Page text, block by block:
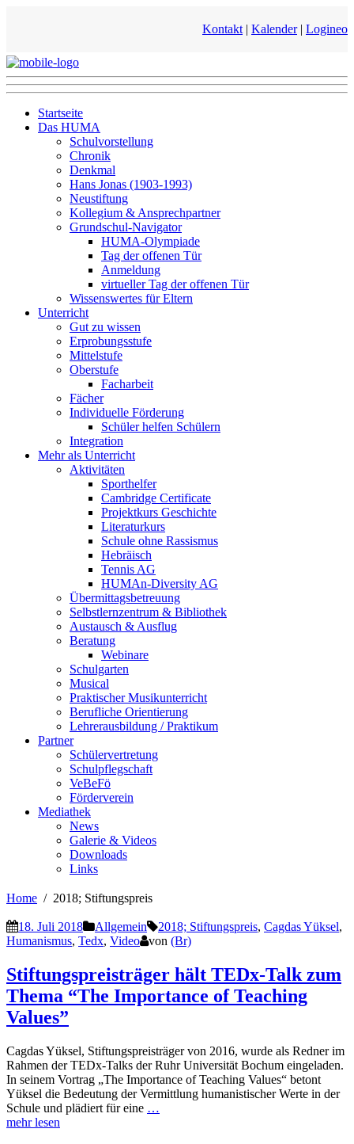
Kontakt | Kalender| Logineo
Startseite
Das HUMA
Schulvorstellung
Chronik
Denkmal
Hans Jonas (1903-1993)
Neustiftung
Kollegium & Ansprechpartner
Grundschul-Navigator
HUMA-Olympiade
Tag der offenen Tür
Anmeldung
virtueller Tag der offenen Tür
Wissenswertes für Eltern
Unterricht
Gut zu wissen
Erprobungsstufe
Mittelstufe
Oberstufe
Facharbeit
Fächer
Individuelle Förderung
Schüler helfen Schülern
Integration
Mehr als Unterricht
Aktivitäten
Sporthelfer
Cambridge Certificate
Projektkurs Geschichte
Literaturkurs
Schule ohne Rassismus
Hebräisch
Tennis AG
HUMAn-Diversity AG
Übermittagsbetreuung
Selbstlernzentrum & Bibliothek
Austausch & Ausflug
Beratung
Webinare
Schulgarten
Musical
Praktischer Musikunterricht
Berufliche Orientierung
Lehrerausbildung / Praktikum
Partner
Schülervertretung
Schulpflegschaft
VeBeFö
Förderverein
Mediathek
News
Galerie & Videos
Downloads
Links
Home 2018; Stiftungspreis
18. Juli 2018 Allgemein 2018; Stiftungspreis, Cagdas Yüksel,
Humanismus, Tedx, Video von (Br)
Stiftungspreisträger hält TEDx-Talk zum
Thema “The Importance of Teaching
Values”
Cagdas Yüksel, Stiftungspreisträger von 2016, wurde als Redner im
Rahmen der TEDx-Talks der Ruhr Universität Bochum eingeladen.
In seinem Vortrag „The Importance of Teaching Values“ betont
Yüksel die Bedeutung der Vermittlung humanistischer Werte in der
Schule und plädiert für eine …
mehr lesen